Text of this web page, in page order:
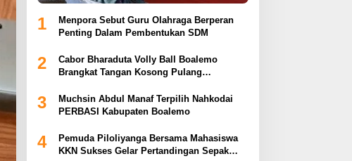
1
Menpora Sebut Guru Olahraga Berperan
Penting Dalam Pembentukan SDM
2
Cabor Bharaduta Volly Ball Boalemo
Brangkat Tangan Kosong Pulang
3
Muchsin Abdul Manaf Terpilih Nahkodai
PERBASI Kabupaten Boalemo
4
Pemuda Piloliyanga Bersama Mahasiswa
KKN Sukses Gelar Pertandingan Sepak